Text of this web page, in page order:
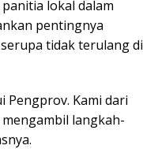
lokal dalam
pentingnya
tidak terulang di
Pengprov. Kami dari
langkah-